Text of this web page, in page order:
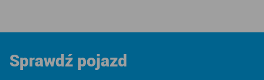
Sprawdź pojazd